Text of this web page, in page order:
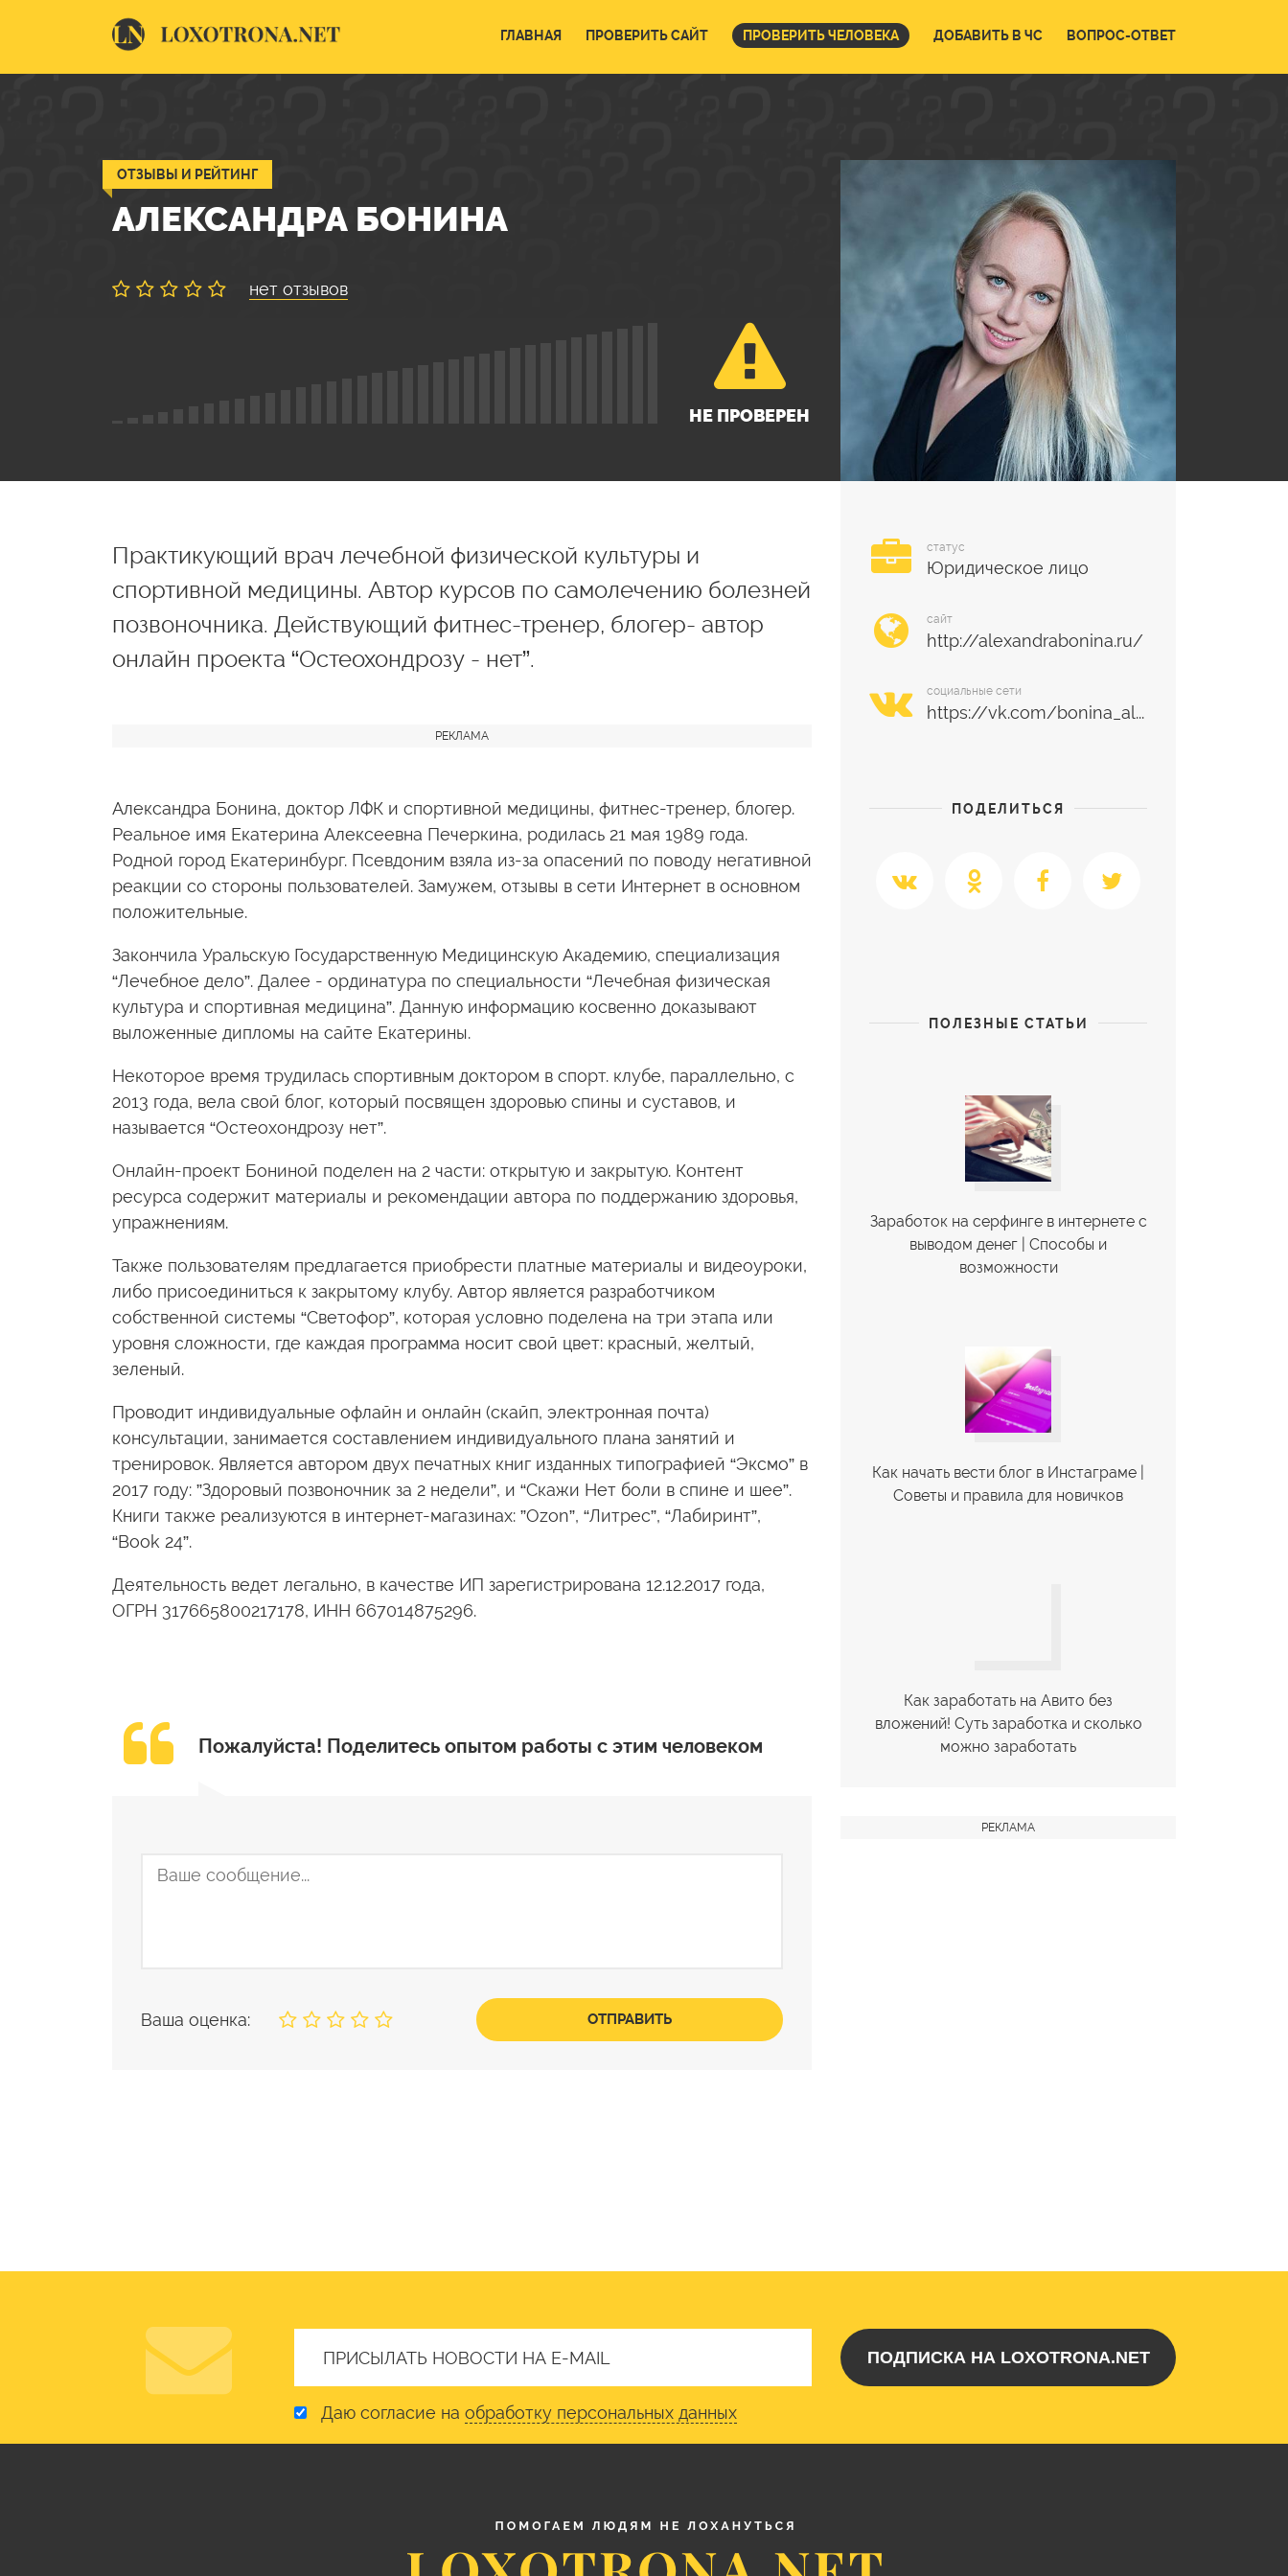
ГЛАВНАЯ ПРОВЕРИТЬ САЙТ ПРОВЕРИТЬ ЧЕЛОВЕКА ДОБАВИТЬ В ЧС ВОПРОС-ОТВЕТ
АЛЕКСАНДРА БОНИНА
ОТЗЫВЫ И РЕЙТИНГ
нет отзывов
НЕ ПРОВЕРЕН
статус
Юридическое лицо
сайт
социальные сети
Практикующий врач лечебной физической культуры и
спортивной медицины. Автор курсов по самолечению болезней
позвоночника. Действующий фитнес-тренер, блогер- автор
онлайн проекта “Остеохондрозу - нет”.
Александра Бонина, доктор ЛФК и спортивной медицины, фитнес-тренер, блогер.
Реальное имя Екатерина Алексеевна Печеркина, родилась 21 мая 1989 года.
Родной город Екатеринбург. Псевдоним взяла из-за опасений по поводу негативной
реакции со стороны пользователей. Замужем, отзывы в сети Интернет в основном
положительные.
Закончила Уральскую Государственную Медицинскую Академию, специализация
“Лечебное дело”. Далее - ординатура по специальности “Лечебная физическая
культура и спортивная медицина”. Данную информацию косвенно доказывают
выложенные дипломы на сайте Екатерины.
Некоторое время трудилась спортивным доктором в спорт. клубе, параллельно, c
2013 года, вела свой блог, который посвящен здоровью спины и суставов, и
называется “Остеохондрозу нет”.
Онлайн-проект Бониной поделен на 2 части: открытую и закрытую. Контент
ресурса содержит материалы и рекомендации автора по поддержанию здоровья,
упражнениям.
Также пользователям предлагается приобрести платные материалы и видеоуроки,
либо присоединиться к закрытому клубу. Автор является разработчиком
собственной системы “Светофор”, которая условно поделена на три этапа или
уровня сложности, где каждая программа носит свой цвет: красный, желтый,
зеленый.
Проводит индивидуальные офлайн и онлайн (скайп, электронная почта)
консультации, занимается составлением индивидуального плана занятий и
тренировок. Является автором двух печатных книг изданных типографией “Эксмо” в
2017 году: ”Здоровый позвоночник за 2 недели”, и “Скажи Нет боли в спине и шее”.
Книги также реализуются в интернет-магазинах: ”Ozon”, “Литрес”, “Лабиринт”,
“Book 24”.
Деятельность ведет легально, в качестве ИП зарегистрирована 12.12.2017 года,
ОГРН 317665800217178, ИНН 667014875296.
Пожалуйста! Поделитесь опытом работы с этим человеком
Ваша оценка: ОТПРАВИТЬ
ПОДЕЛИТЬСЯ
ПОЛЕЗНЫЕ СТАТЬИ
Заработок на серфинге в интернете с
выводом денег | Cпособы и
возможности
Как начать вести блог в Инстаграме |
Советы и правила для новичков
Как заработать на Авито без
вложений! Суть заработка и сколько
можно заработать
Даю согласие на обработку персональных данных
ПОДПИСКА НА LOXOTRONA.NET